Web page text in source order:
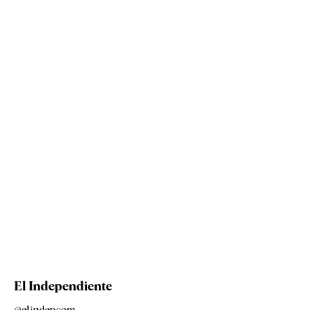
El Independiente